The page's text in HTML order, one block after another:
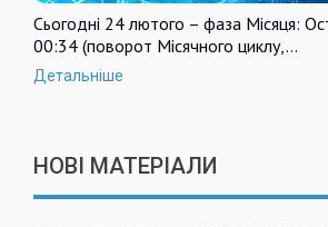
Сьогодні 24 лютого – фаза Місяця:
00:34 (поворот Місячного циклу,…
Детальніше
НОВІ МАТЕРІАЛИ